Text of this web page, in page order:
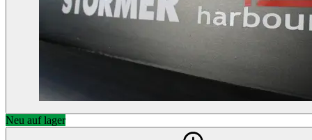
Neu auf lager